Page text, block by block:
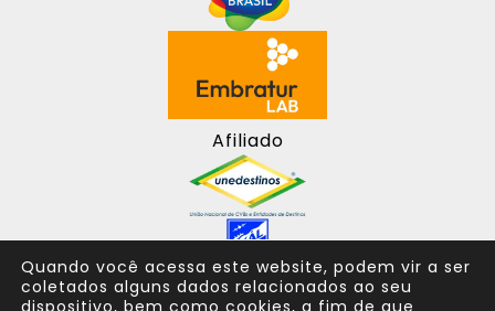
Afiliado
Quando você acessa este website, podem vir a ser
coletados alguns dados relacionados ao seu
dispositivo, bem como cookies, a fim de que